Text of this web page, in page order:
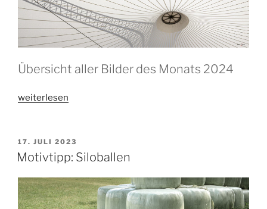
Übersicht aller Bilder des Monats 2024
„Bilder
2024“
weiterlesen
VERÖFFENTLICHT
AM
17. JULI 2023
Motivtipp: Siloballen